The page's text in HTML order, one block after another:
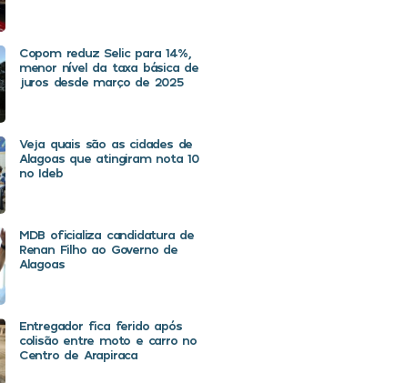
Copom reduz Selic para 14%,
menor nível da taxa básica de
juros desde março de 2025
Veja quais são as cidades de
Alagoas que atingiram nota 10
no Ideb
MDB oficializa candidatura de
Renan Filho ao Governo de
Alagoas
Entregador fica ferido após
colisão entre moto e carro no
Centro de Arapiraca